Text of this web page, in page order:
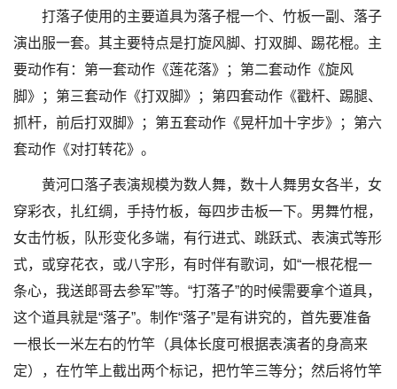
打落子使用的主要道具为落子棍一个、竹板一副、落子
演出服一套。其主要特点是打旋风脚、打双脚、踢花棍。主
要动作有：第一套动作《莲花落》；第二套动作《旋风
脚》；第三套动作《打双脚》；第四套动作《戳杆、踢腿、
抓杆，前后打双脚》；第五套动作《晃杆加十字步》；第六
套动作《对打转花》。
黄河口落子表演规模为数人舞，数十人舞男女各半，女
穿彩衣，扎红绸，手持竹板，每四步击板一下。男舞竹棍，
女击竹板，队形变化多端，有行进式、跳跃式、表演式等形
式，或穿花衣，或八字形，有时伴有歌词，如“一根花棍一
条心，我送郎哥去参军”等。“打落子”的时候需要拿个道具，
这个道具就是“落子”。制作“落子”是有讲究的，首先要准备
一根长一米左右的竹竿（具体长度可根据表演者的身高来
定），在竹竿上截出两个标记，把竹竿三等分；然后将竹竿